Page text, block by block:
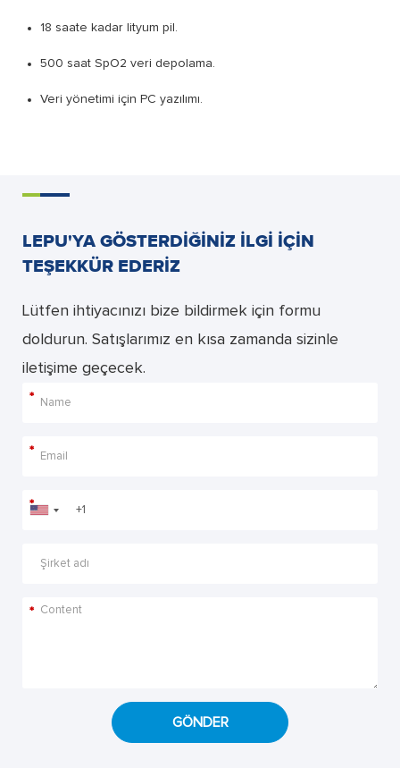
18 saate kadar lityum pil.
500 saat SpO2 veri depolama.
Veri yönetimi için PC yazılımı.
LEPU'YA GÖSTERDIĞINIZ ILGI IÇIN
TEŞEKKÜR EDERIZ
Lütfen ihtiyacınızı bize bildirmek için formu
doldurun. Satışlarımız en kısa zamanda sizinle
iletişime geçecek.
*
*
*
*
GÖNDER